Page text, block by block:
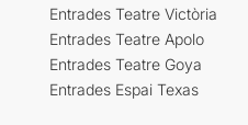
Entrades Teatre Victòria
Entrades Teatre Apolo
Entrades Teatre Goya
Entrades Espai Texas